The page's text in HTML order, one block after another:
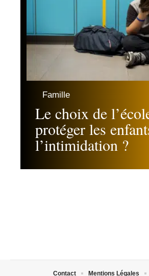
Famille
Le choix de
protéger les
l’intimidation ?
Contact Mentions Légales